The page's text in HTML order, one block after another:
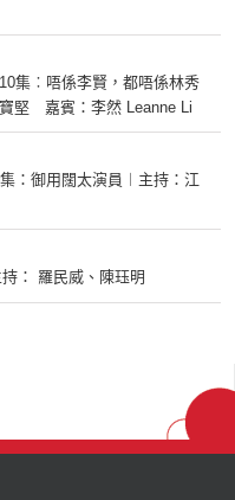
集︰唔係李賢，都唔係林秀
堅 嘉賓：李然 Leanne Li
：御用闊太演員︱主持：江
： 羅民威、陳珏明